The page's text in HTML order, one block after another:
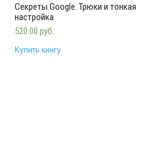
Секреты Google. Трюки и тонкая
настройка
520.00 руб.
Купить книгу